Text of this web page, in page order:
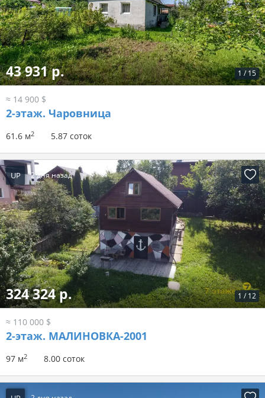
1 / 15
43 931 р.
≈ 14 900 $
2-этаж. Чаровница
61.6 м2 5.87 соток
UP 2 дня назад
1 / 12
324 324 р.
≈ 110 000 $
2-этаж. МАЛИНОВКА-2001
97 м2 8.00 соток